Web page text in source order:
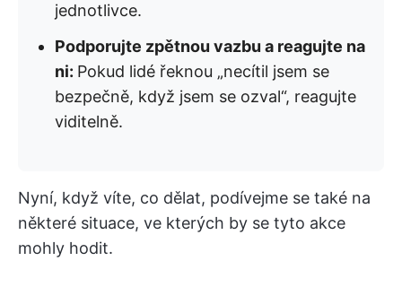
jednotlivce.
Podporujte zpětnou vazbu a reagujte na
ni: Pokud lidé řeknou „necítil jsem se
bezpečně, když jsem se ozval“, reagujte
viditelně.
Nyní, když víte, co dělat, podívejme se také na
některé situace, ve kterých by se tyto akce
mohly hodit.